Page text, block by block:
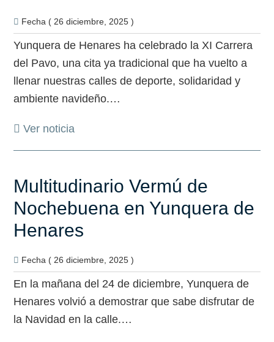
Fecha ( 26 diciembre, 2025 )
Yunquera de Henares ha celebrado la XI Carrera
del Pavo, una cita ya tradicional que ha vuelto a
llenar nuestras calles de deporte, solidaridad y
ambiente navideño.…
Ver noticia
Multitudinario Vermú de
Nochebuena en Yunquera de
Henares
Fecha ( 26 diciembre, 2025 )
En la mañana del 24 de diciembre, Yunquera de
Henares volvió a demostrar que sabe disfrutar de
la Navidad en la calle.…